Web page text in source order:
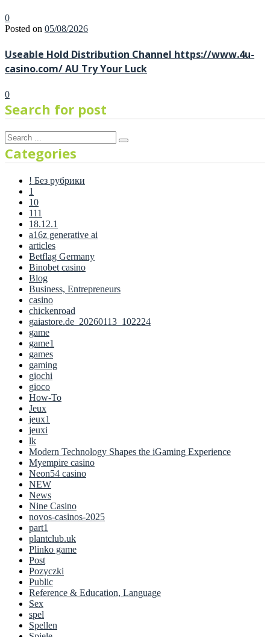
0
Posted on 05/08/2026
Useable Hold Distribution Channel https://www.4u-
casino.com/ AU Try Your Luck
0
Search for post
Categories
! Без рубрики
1
10
111
18.12.1
a16z generative ai
articles
Betflag Germany
Binobet casino
Blog
Business, Entrepreneurs
casino
chickenroad
gaiastore.de_20260113_102224
game
game1
games
gaming
giochi
gioco
How-To
Jeux
jeux1
jeuxi
lk
Modern Technology Shapes the iGaming Experience
Myempire casino
Neon54 casino
NEW
News
Nine Casino
novos-casinos-2025
part1
plantclub.uk
Plinko game
Post
Pozyczki
Public
Reference & Education, Language
Sex
spel
Spellen